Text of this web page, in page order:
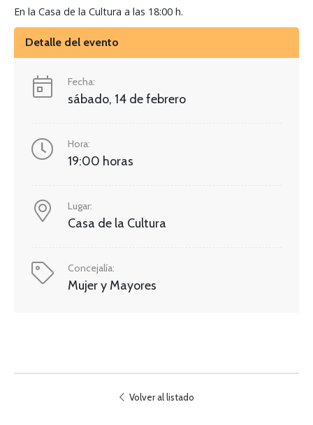
En la Casa de la Cultura a las 18:00 h.
Detalle del evento
Fecha:
sábado, 14 de febrero
Hora:
19:00 horas
Lugar:
Casa de la Cultura
Concejalía:
Mujer y Mayores
Volver al listado